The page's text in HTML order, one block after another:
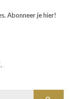
Abonneer je hier!